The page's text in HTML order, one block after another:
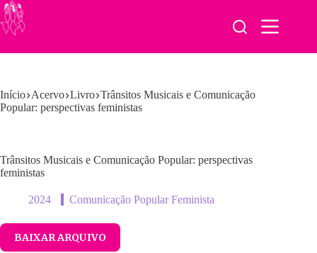
Pular
para
o
Início Acervo Livro Trânsitos Musicais e Comunicação
Popular: perspectivas feministas
Trânsitos Musicais e Comunicação Popular: perspectivas
feministas
2024 Comunicação Popular Feminista
BAIXAR ARQUIVO